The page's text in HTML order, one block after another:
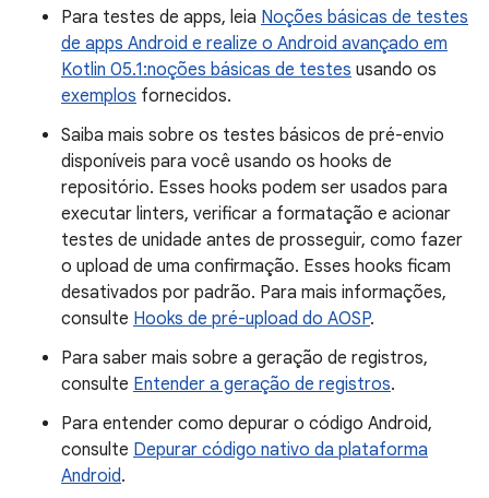
Para testes de apps, leia Noções básicas de testes
de apps Android e realize o Android avançado em
Kotlin 05.1:noções básicas de testes usando os
exemplos fornecidos.
Saiba mais sobre os testes básicos de pré-envio
disponíveis para você usando os hooks de
repositório. Esses hooks podem ser usados para
executar linters, verificar a formatação e acionar
testes de unidade antes de prosseguir, como fazer
o upload de uma confirmação. Esses hooks ficam
desativados por padrão. Para mais informações,
consulte Hooks de pré-upload do AOSP.
Para saber mais sobre a geração de registros,
consulte Entender a geração de registros.
Para entender como depurar o código Android,
consulte Depurar código nativo da plataforma
Android.